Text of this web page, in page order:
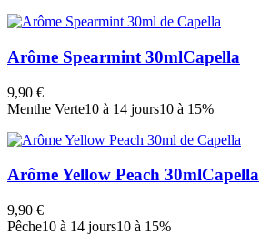
Arôme Spearmint 30mlCapella
9,90 €
Menthe Verte10 à 14 jours10 à 15%
Arôme Yellow Peach 30mlCapella
9,90 €
Pêche10 à 14 jours10 à 15%